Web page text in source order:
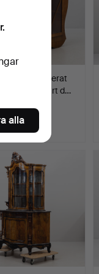
fanerat
mahogny, art d…
alla